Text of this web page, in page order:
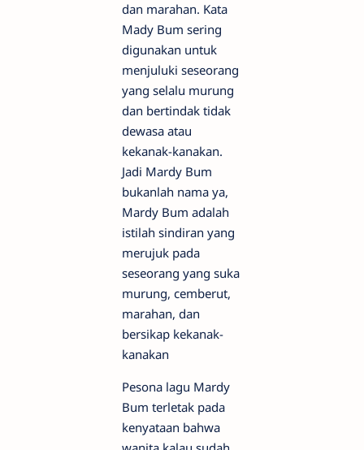
dan marahan. Kata
Mady Bum sering
digunakan untuk
menjuluki seseorang
yang selalu murung
dan bertindak tidak
dewasa atau
kekanak-kanakan.
Jadi Mardy Bum
bukanlah nama ya,
Mardy Bum adalah
istilah sindiran yang
merujuk pada
seseorang yang suka
murung, cemberut,
marahan, dan
bersikap kekanak-
kanakan
Pesona lagu Mardy
Bum terletak pada
kenyataan bahwa